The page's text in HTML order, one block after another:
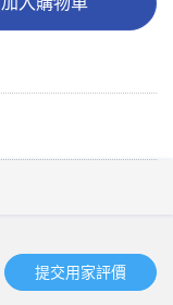
提交用家評價​